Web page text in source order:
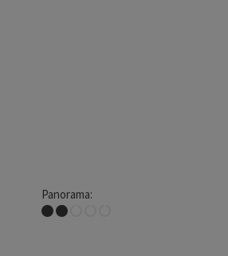
Panorama:
Enigszins uitzicht